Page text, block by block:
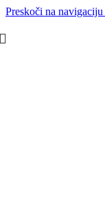
Preskoči na navigaciju